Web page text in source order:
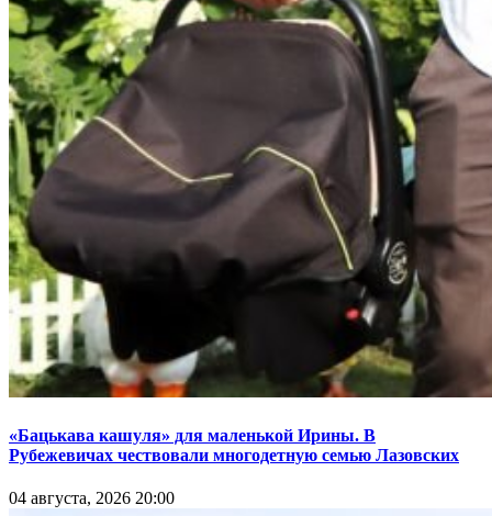
«Бацькава кашуля» для маленькой Ирины. В
Рубежевичах чествовали многодетную семью Лазовских
04 августа, 2026 20:00